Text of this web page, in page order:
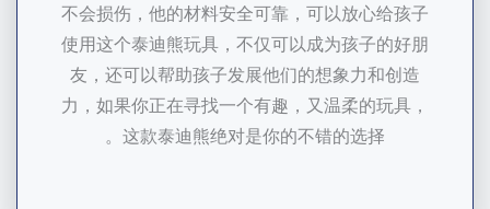
不会损伤，他的材料安全可靠，可以放心给孩子
使用这个泰迪熊玩具，不仅可以成为孩子的好朋
友，还可以帮助孩子发展他们的想象力和创造
力，如果你正在寻找一个有趣，又温柔的玩具，
这款泰迪熊绝对是你的不错的选择。